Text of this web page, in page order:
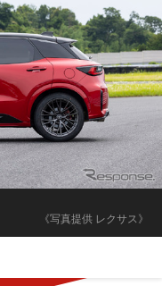
《写真提供 レクサス》